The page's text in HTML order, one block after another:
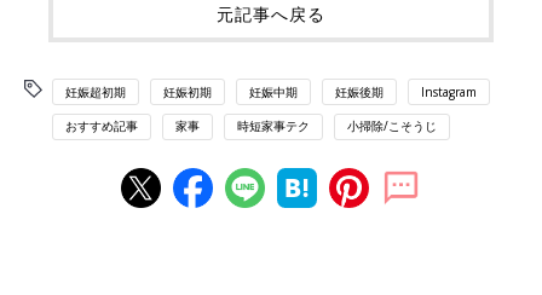
元記事へ戻る
妊娠超初期 妊娠初期 妊娠中期 妊娠後期 Instagram
おすすめ記事 家事 時短家事テク 小掃除/こそうじ